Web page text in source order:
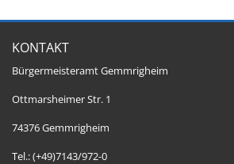
KONTAKT
Bürgermeisteramt Gemmrigheim
Ottmarsheimer Str. 1
74376 Gemmrigheim
Tel.: (+49)7143/972-0